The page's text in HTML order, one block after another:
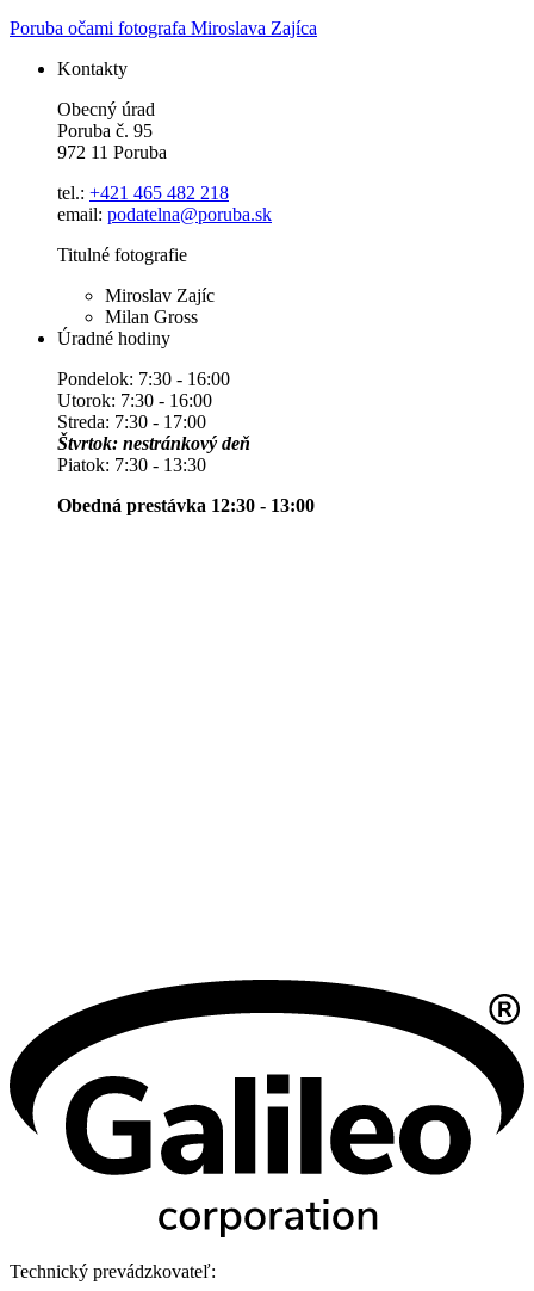
Poruba očami fotografa Miroslava Zajíca
Kontakty
Obecný úrad
Poruba č. 95
972 11 Poruba
tel.: +421 465 482 218
email: podatelna@poruba.sk
Titulné fotografie
Miroslav Zajíc
Milan Gross
Úradné hodiny
Pondelok: 7:30 - 16:00
Utorok: 7:30 - 16:00
Streda: 7:30 - 17:00
Štvrtok: nestránkový deň
Piatok: 7:30 - 13:30
Obedná prestávka 12:30 - 13:00
Technický prevádzkovateľ: